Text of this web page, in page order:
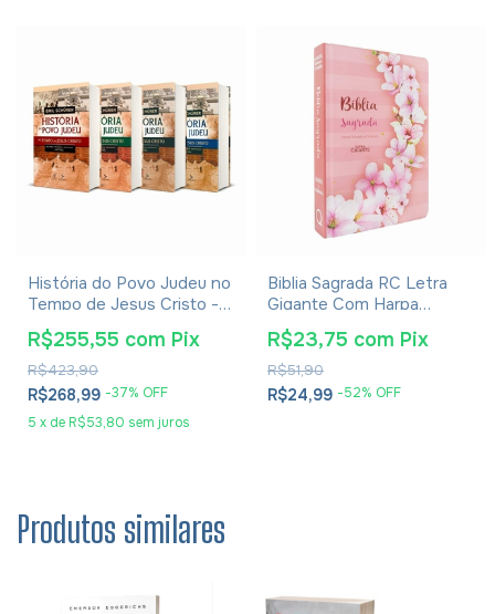
História do Povo Judeu no
Tempo de Jesus Cristo -
Emil Schürer - Coleção
Completa Vol. 1 ao 4
R$268,99 -37% OFF
5 x de R$53,80 sem juros
R$423,90
R$255,55 com Pix
Biblia Sagrada RC Letra
Gigante Com Harpa
Avivada E Corinhos Capa
Dura Ramos Flores
R$24,99 -52% OFF
R$51,90
R$23,75 com Pix
Produtos similares